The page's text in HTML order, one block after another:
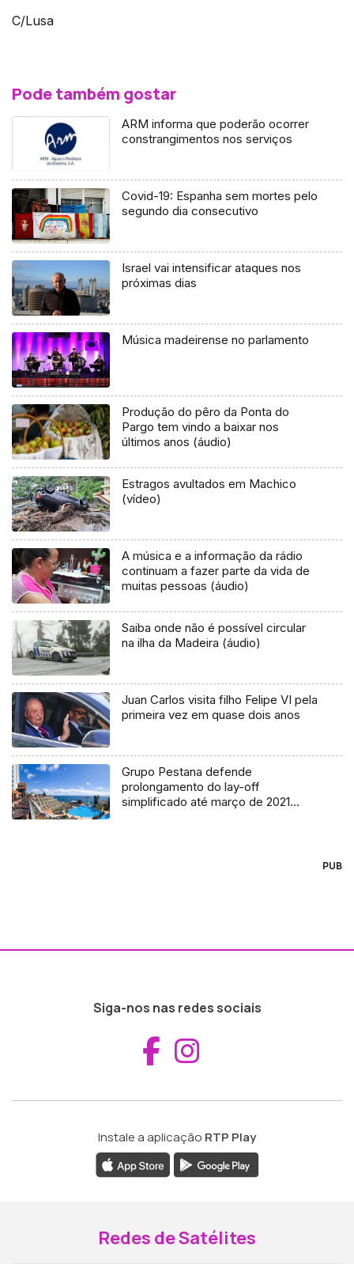
C/Lusa
Pode também gostar
ARM informa que poderão ocorrer
constrangimentos nos serviços
Covid-19: Espanha sem mortes pelo
segundo dia consecutivo
Israel vai intensificar ataques nos
próximas dias
Música madeirense no parlamento
Produção do pêro da Ponta do
Pargo tem vindo a baixar nos
últimos anos (áudio)
Estragos avultados em Machico
(vídeo)
A música e a informação da rádio
continuam a fazer parte da vida de
muitas pessoas (áudio)
Saiba onde não é possível circular
na ilha da Madeira (áudio)
Juan Carlos visita filho Felipe VI pela
primeira vez em quase dois anos
Grupo Pestana defende
prolongamento do lay-off
simplificado até março de 2021
PUB
Siga-nos nas redes sociais
Aceder ao
Instale a aplicação RTP Play
Redes de Satélites